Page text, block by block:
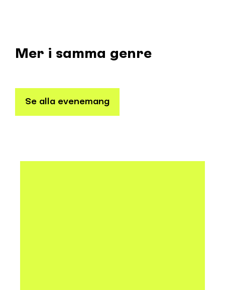
Mer i samma genre
Se alla evenemang